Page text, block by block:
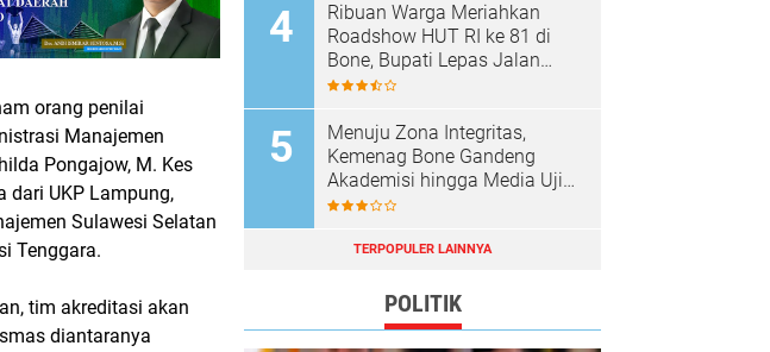
orang penilai
Manajemen
Pongajow, M. Kes
dari UKP Lampung,
Sulawesi Selatan
Tenggara.
tim akreditasi akan
diantaranya
Ribuan Warga Meriahkan
Roadshow HUT RI ke 81 di
Bone, Bupati Lepas Jalan
Santai
Menuju Zona Integritas,
Kemenag Bone Gandeng
Akademisi hingga Media Uji
Standar Pelayanan
TERPOPULER LAINNYA
POLITIK